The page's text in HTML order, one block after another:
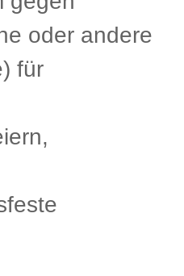
oder andere
für